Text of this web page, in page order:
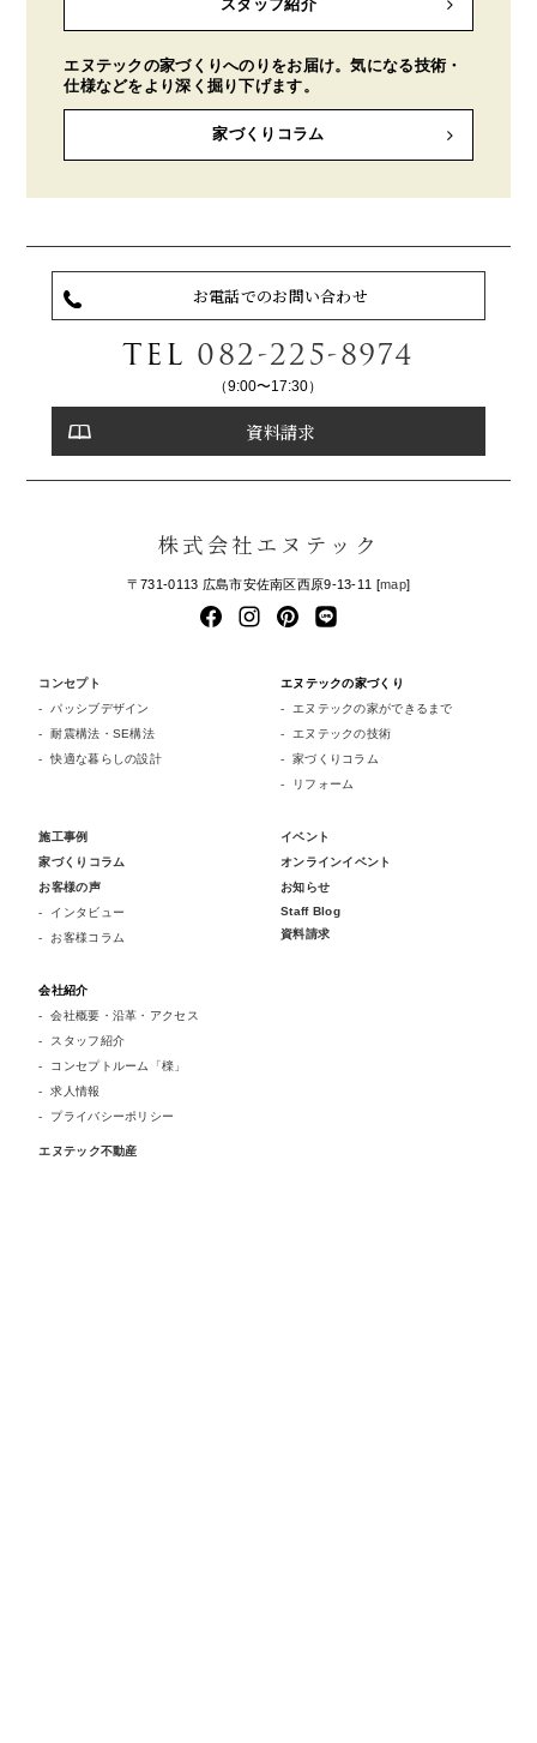
スタッフ紹介
エヌテックの家づくりへのりをお届け。気になる技術・
仕様などをより深く掘り下げます。
家づくりコラム
お電話でのお問い合わせ
TEL 082-225-8974
（9:00〜17:30）
資料請求
株式会社エヌテック
〒731-0113 広島市安佐南区西原9-13-11 [map]
コンセプト
パッシブデザイン
耐震構法・SE構法
快適な暮らしの設計
エヌテックの家づくり
エヌテックの家ができるまで
エヌテックの技術
家づくりコラム
リフォーム
施工事例
家づくりコラム
お客様の声
インタビュー
お客様コラム
イベント
オンラインイベント
お知らせ
Staff Blog
資料請求
会社紹介
会社概要・沿革・アクセス
スタッフ紹介
コンセプトルーム「檪」
求人情報
プライバシーポリシー
エヌテック不動産